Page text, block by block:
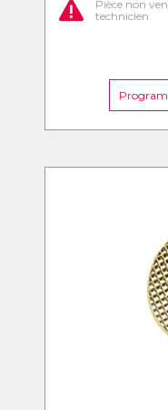
Pièce non
technicien